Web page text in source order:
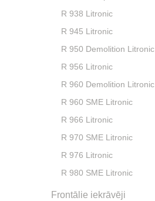
R 938 Litronic
R 945 Litronic
R 950 Demolition Litronic
R 956 Litronic
R 960 Demolition Litronic
R 960 SME Litronic
R 966 Litronic
R 970 SME Litronic
R 976 Litronic
R 980 SME Litronic
Frontālie iekrāvēji